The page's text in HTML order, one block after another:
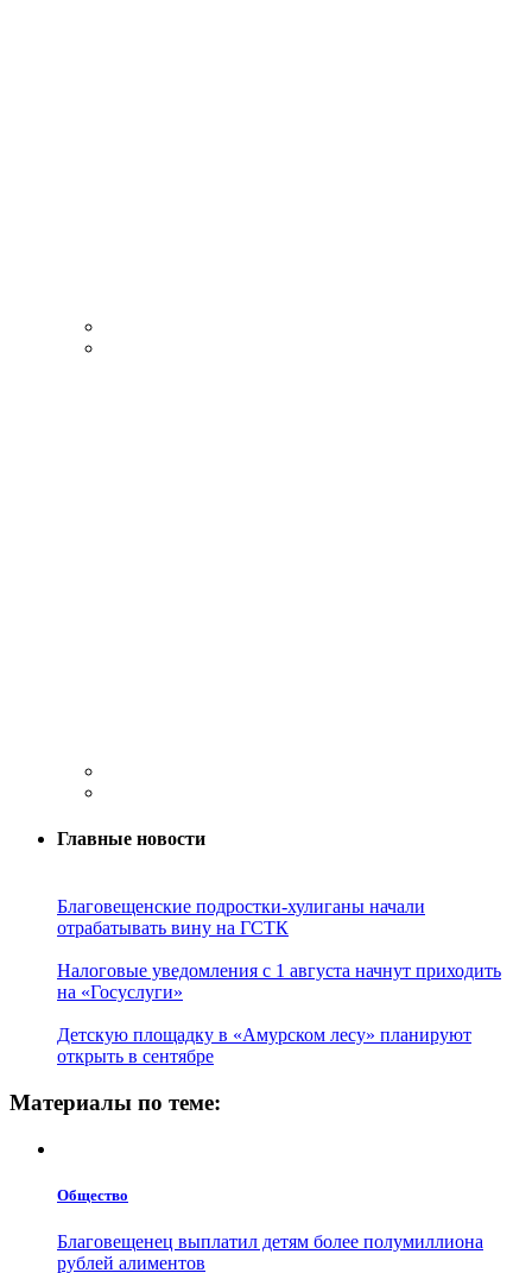
Главные новости
Благовещенские подростки-хулиганы начали
отрабатывать вину на ГСТК
Налоговые уведомления с 1 августа начнут приходить
на «Госуслуги»
Детскую площадку в «Амурском лесу» планируют
открыть в сентябре
Материалы по теме:
Общество
Благовещенец выплатил детям более полумиллиона
рублей алиментов